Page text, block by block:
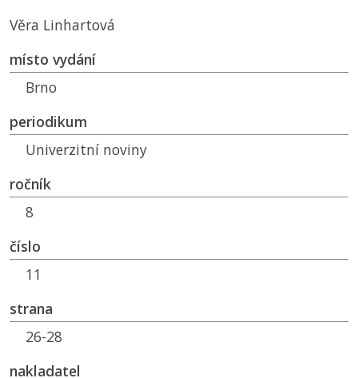
Věra Linhartová
místo vydání
Brno
periodikum
Univerzitní noviny
ročník
8
číslo
11
strana
26-28
nakladatel